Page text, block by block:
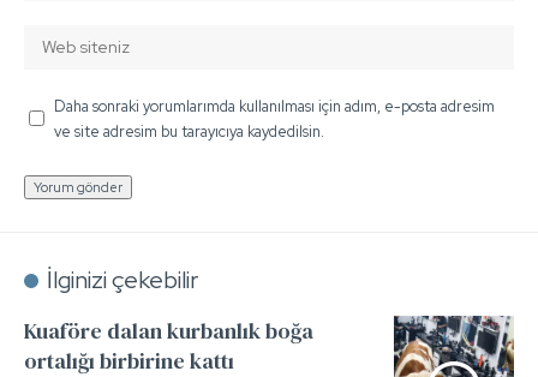
Daha sonraki yorumlarımda kullanılması için adım, e-posta adresim
ve site adresim bu tarayıcıya kaydedilsin.
İlginizi çekebilir
Kuaföre dalan kurbanlık boğa
ortalığı birbirine kattı